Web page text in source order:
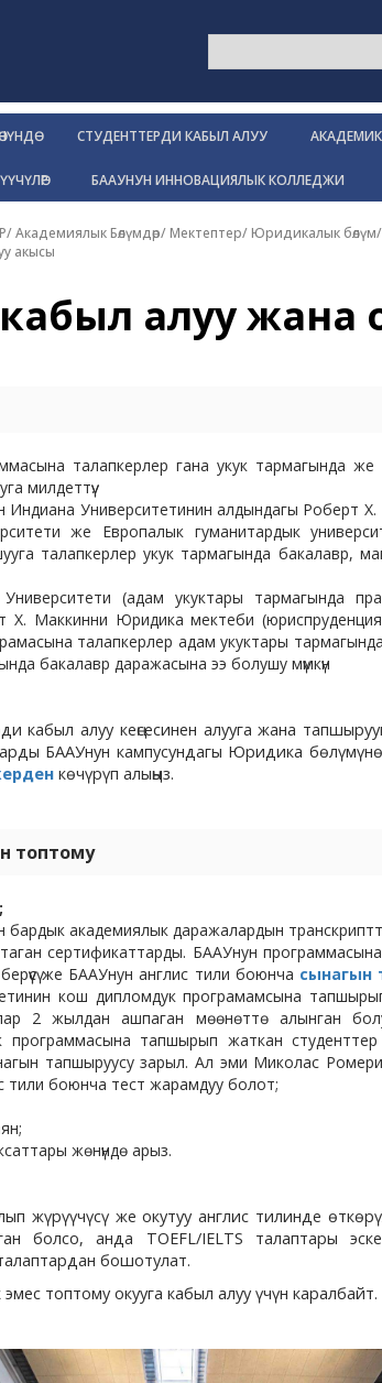
СТУДЕНТТЕРДИ КАБЫЛ АЛУУ
БААУНУН ИННОВАЦИЯЛЫК КОЛЛЕДЖИ
/Академиялык Бөлүмдөр/ Мектептер/Юридикалык бөлүм/
акысы
алуу жана
талапкерлер гана укук тармагында
милдеттүү.
Индиана Университетинин алдындагы Роберт
же Европалык гуманитардык
талапкерлер укук тармагында бакалавр,
(адам укуктары тармагында
Х. Маккинни Юридика мектеби
талапкерлер адам укуктары
бакалавр даражасына ээ болушу мүмкүн
кабыл алуу кеңсесинен алууга жана
БААУнун кампусундагы Юридика
көчүрүп алыңыз.
топтому
;
академиялык даражалардын
сертификаттарды. БААУнун
же БААУнун англис тили боюнча сынагын
кош дипломдук програмамсына тапшырып
2 жылдан ашпаган мөөнөттө алынган
программасына тапшырып жаткан
тапшыруусу зарыл. Ал эми Миколас Ромерис
тили боюнча тест жарамдуу болот;
жөнүндө арыз.
жүрүүчүсү же окутуу англис тилинде
болсо, анда TOEFL/IELTS талаптары
бошотулат.
топтому окууга кабыл алуу үчүн каралбайт.